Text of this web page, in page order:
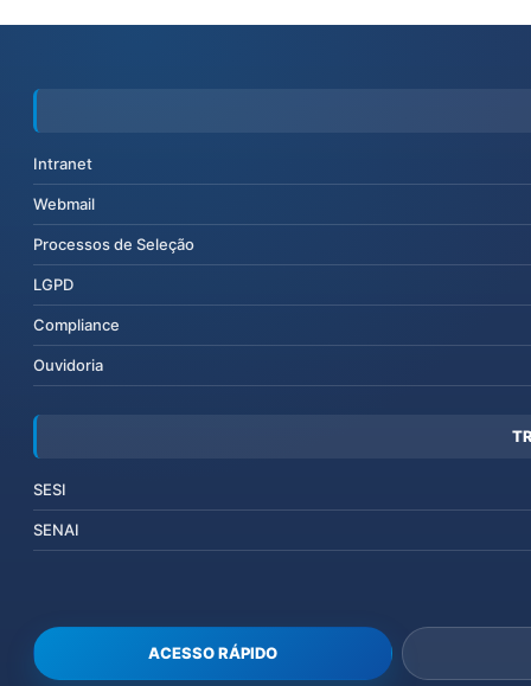
Intranet
Webmail
Processos de Seleção
LGPD
Compliance
Ouvidoria
SESI
SENAI
ACESSO RÁPIDO